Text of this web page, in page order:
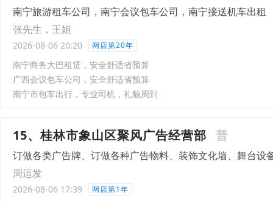
南宁旅游租车公司，南宁会议包车公司，南宁接送机车出租
张先生，王姐
2026-08-06 20:20 网店第20年
南宁商务大巴租赁，安全舒适省预算
广西会议包车公司，安全舒适省预算
南宁市包车出行，专业司机，礼貌周到
15、桂林市象山区聚风广告经营部 普
订做各类广告牌、订做各种广告物料、装饰文化墙、舞台设
周运发
2026-08-06 17:39 网店第1年